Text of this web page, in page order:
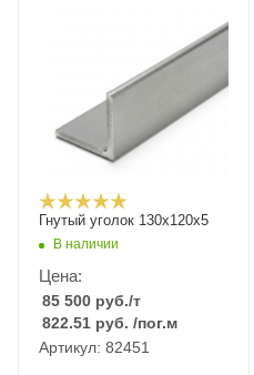
Гнутый уголок 130х120х5
В наличии
Цена:
85 500 руб./т
822.51 руб. /пог.м
Артикул: 82451